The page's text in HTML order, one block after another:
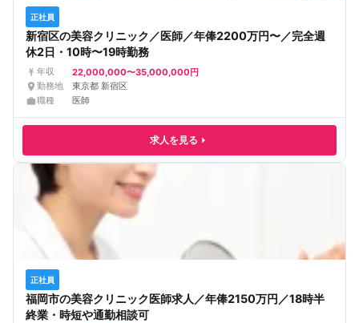
正社員
新宿区の美容クリニック／医師／年俸2200万円〜／完全週
休2日・10時〜19時勤務
年収 22,000,000〜35,000,000円
勤務地
東京都 新宿区
職種
医師
求人を見る
正社員
福岡市の美容クリニック医師求人／年俸2150万円／18時半
終業・時短や通勤相談可